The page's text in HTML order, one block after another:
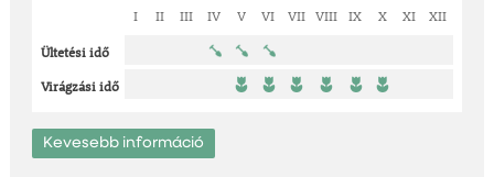
I II III IV V VI VII VIII IX X XI XII
Ültetési idő
Virágzási idő
Kevesebb információ